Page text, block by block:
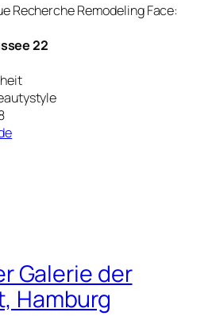
Recherche Remodeling Face:
22
Galerie der
Hamburg